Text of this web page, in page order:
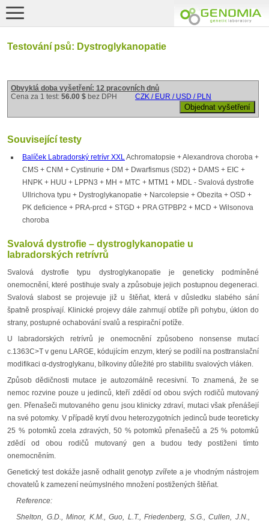
Testování psů: Dystroglykanopatie
Obvyklá doba vyšetření: 12 pracovních dnů
Cena za 1 test: 56.00 $ bez DPH CZK / EUR / USD / PLN
Související testy
Balíček Labradorský retrívr XXLAchromatopsie + Alexandrova choroba +
CMS + CNM + Cystinurie + DM + Dwarfismus (SD2) + DAMS + EIC +
HNPK + HUU + LPPN3 + MH + MTC + MTM1 + MDL - Svalová dystrofie
Ullrichova typu + Dystroglykanopatie + Narcolepsie + Obezita + OSD +
PK deficience + PRA-prcd + STGD + PRA GTPBP2 + MCD + Wilsonova
choroba
Svalová dystrofie – dystroglykanopatie u
labradorských retrívrů
Svalová dystrofie typu dystroglykanopatie je geneticky podmíněné
onemocnění, které postihuje svaly a způsobuje jejich postupnou degeneraci.
Svalová slabost se projevuje již u štěňat, která v důsledku slabého sání
špatně prospívají. Klinické projevy dále zahrnují obtíže při pohybu, úklon do
strany, postupné ochabování svalů a respirační potíže.
U labradorských retrívrů je onemocnění způsobeno nonsense mutací
c.1363C>T v genu LARGE, kódujícím enzym, který se podílí na posttranslační
modifikaci α-dystroglykanu, bílkoviny důležité pro stabilitu svalových vláken.
Způsob dědičnosti mutace je autozomálně recesivní. To znamená, že se
nemoc rozvine pouze u jedinců, kteří zdědí od obou svých rodičů mutovaný
gen. Přenašeči mutovaného genu jsou klinicky zdraví, mutaci však přenášejí
na své potomky. V případě krytí dvou heterozygotních jedinců bude teoreticky
25 % potomků zcela zdravých, 50 % potomků přenašečů a 25 % potomků
zdědí od obou rodičů mutovaný gen a budou tedy postiženi tímto
onemocněním.
Genetický test dokáže jasně odhalit genotyp zvířete a je vhodným nástrojem
chovatelů k zamezení neúmyslného množení postižených štěňat.
Reference:
Shelton, G.D., Minor, K.M., Guo, L.T., Friedenberg, S.G., Cullen, J.N.,